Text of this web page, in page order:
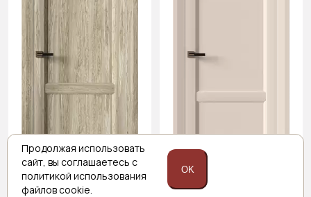
Цена за полотно Цена за полотно
Продолжая использовать
сайт, вы соглашаетесь с
политикой использования
файлов cookie.
OK